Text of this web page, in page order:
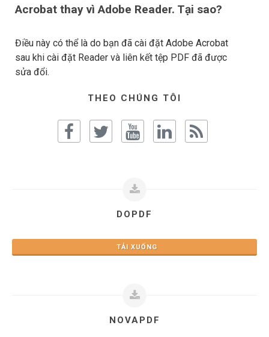
Acrobat thay vì Adobe Reader. Tại sao?
Điều này có thể là do bạn đã cài đặt Adobe Acrobat
sau khi cài đặt Reader và liên kết tệp PDF đã được
sửa đổi.
THEO CHÚNG TÔI
DOPDF
TẢI XUỐNG
NOVAPDF